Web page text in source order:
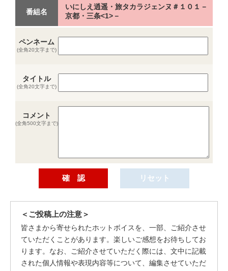
番組名
いにしえ逍遥・旅タカラジェンヌ＃１０１－
京都・三条<1>－
ペンネーム
(全角20文字まで)
タイトル
(全角20文字まで)
コメント
(全角500文字まで)
＜ご投稿上の注意＞
皆さまから寄せられたホットボイスを、一部、ご紹介させ
ていただくことがあります。楽しいご感想をお待ちしてお
ります。なお、ご紹介させていただく際には、文中に記載
された個人情報や表現内容等について、編集させていただ